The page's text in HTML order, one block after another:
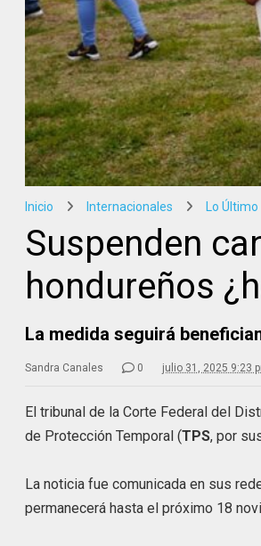
Inicio Internacionales Lo Último
Suspenden
hondureños
La medida seguirá
Sandra Canales 0 julio 31, 2025 9:23
El tribunal de la Corte Federal del
de Protección Temporal (TPS, por
La noticia fue comunicada en sus
permanecerá hasta el próximo 18